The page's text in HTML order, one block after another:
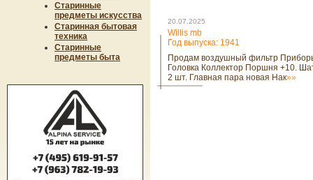
Старинные
предметы искусства
Старинная бытовая
техника
Старинные
предметы быта
20.07.2025
Willis mb
Год выпуска: 1941
Продам воздушный фильтр
Головка Коллектор Поршня +10.
2 шт. Главная пара новая Нак»»